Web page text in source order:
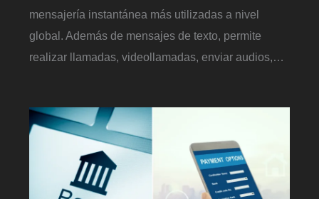
mensajería instantánea más utilizadas a nivel
global. Además de mensajes de texto, permite
realizar llamadas, videollamadas, enviar audios,…